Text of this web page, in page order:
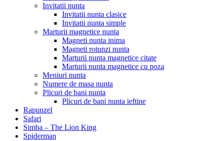
Invitatii nunta
Invitatii nunta clasice
Invitatii nunta simple
Marturii magnetice nunta
Magneti nunta inima
Magneti rotunzi nunta
Marturii nunta magnetice citate
Marturii nunta magnetice cu poza
Meniuri nunta
Numere de masa nunta
Plicuri de bani nunta
Plicuri de bani nunta ieftine
Rapunzel
Safari
Simba – The Lion King
Spiderman